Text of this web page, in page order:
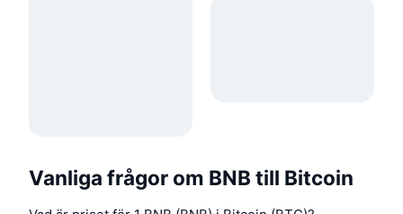
Vanliga frågor om BNB till Bitcoin